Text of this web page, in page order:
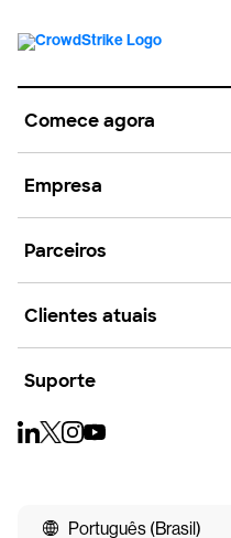
Comece agora
Empresa
Parceiros
Clientes atuais
Suporte
Português (Brasil)